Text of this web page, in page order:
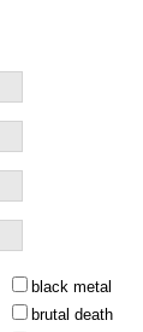
black metal
brutal death